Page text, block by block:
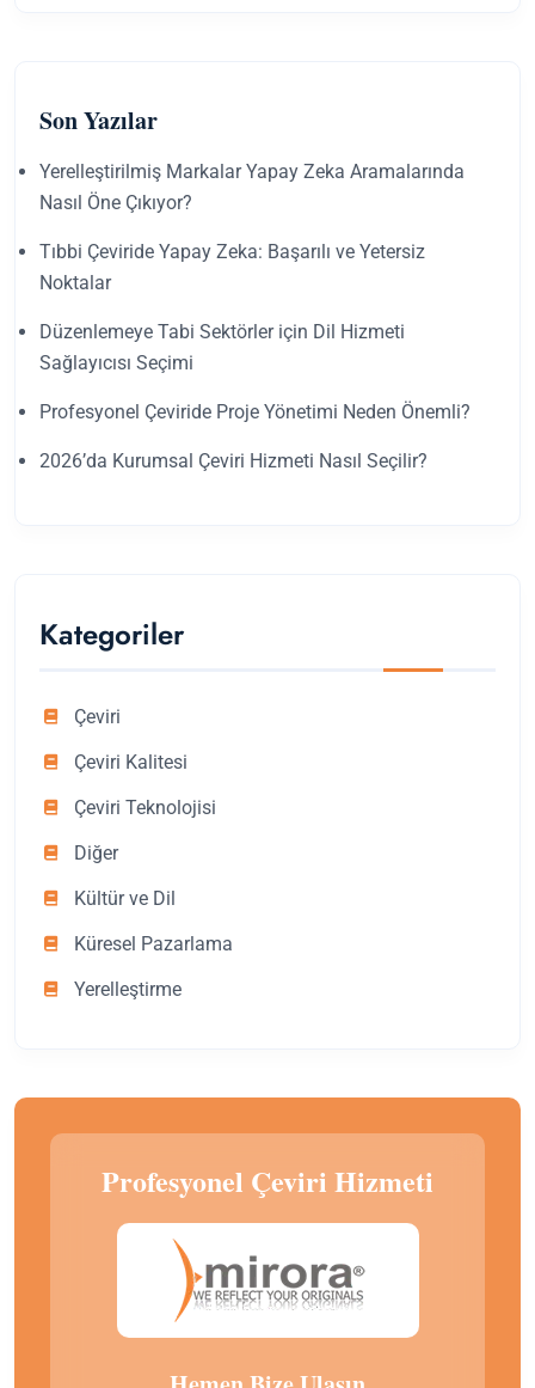
Son Yazılar
Yerelleştirilmiş Markalar Yapay Zeka Aramalarında
Nasıl Öne Çıkıyor?
Tıbbi Çeviride Yapay Zeka: Başarılı ve Yetersiz
Noktalar
Düzenlemeye Tabi Sektörler için Dil Hizmeti
Sağlayıcısı Seçimi
Profesyonel Çeviride Proje Yönetimi Neden Önemli?
2026’da Kurumsal Çeviri Hizmeti Nasıl Seçilir?
Kategoriler
Çeviri
Çeviri Kalitesi
Çeviri Teknolojisi
Diğer
Kültür ve Dil
Küresel Pazarlama
Yerelleştirme
Profesyonel Çeviri Hizmeti